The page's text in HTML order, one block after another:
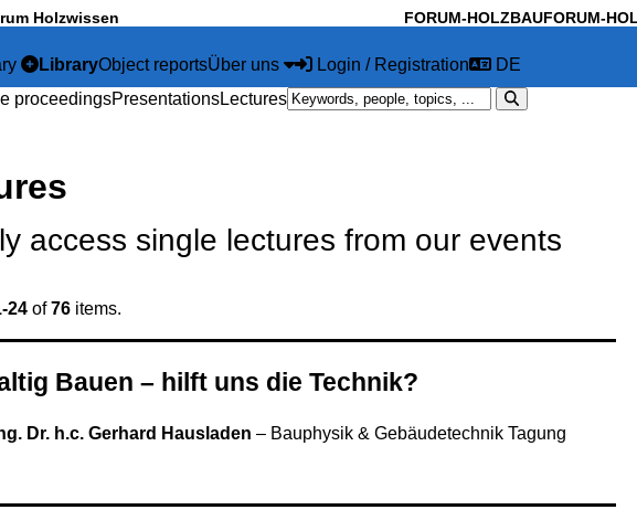
FORUM-HOLZBAUFORUM-
LibraryObject reportsÜber uns Login / Registration
DE
proceedingsPresentationsLectures
access single lectures from our events
24 of76 items.
Bauen – hilft uns die Technik?
Dr. h.c. Gerhard Hausladen – Bauphysik & Gebäudetechnik Tagung